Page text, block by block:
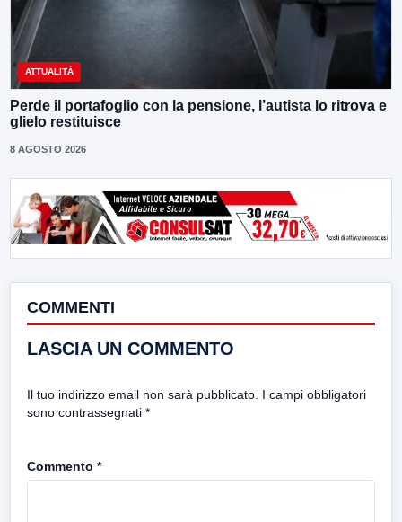
ATTUALITÀ
Perde il portafoglio con la pensione, l’autista lo ritrova e
glielo restituisce
8 AGOSTO 2026
COMMENTI
LASCIA UN COMMENTO
Il tuo indirizzo email non sarà pubblicato. I campi obbligatori
sono contrassegnati *
Commento *